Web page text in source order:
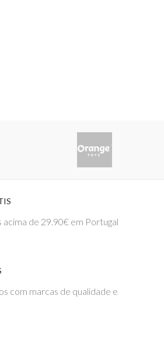
acima de 29.90€ em Portugal
com marcas de qualidade e